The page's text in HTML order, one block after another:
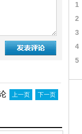
上一页 下一页
1
2
3
4
5